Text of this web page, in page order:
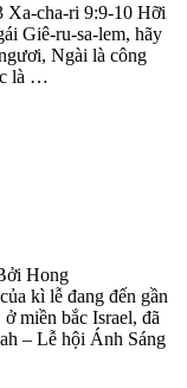
Xa-cha-ri 9:9-10 Hỡi
Giê-ru-sa-lem, hãy
Ngài là công
là …
Hong
kì lễ đang đến gần
miền bắc Israel, đã
– Lễ hội Ánh Sáng